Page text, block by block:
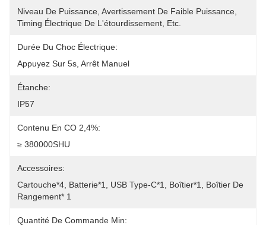
Niveau De Puissance, Avertissement De Faible Puissance,
Timing Électrique De L'étourdissement, Etc.
Durée Du Choc Électrique:
Appuyez Sur 5s, Arrêt Manuel
Étanche:
IP57
Contenu En CO 2,4%:
≥ 380000SHU
Accessoires:
Cartouche*4, Batterie*1, USB Type-C*1, Boîtier*1, Boîtier De
Rangement* 1
Quantité De Commande Min: